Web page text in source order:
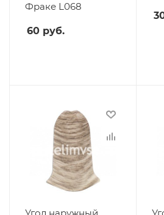
Фраке L068
60 руб.